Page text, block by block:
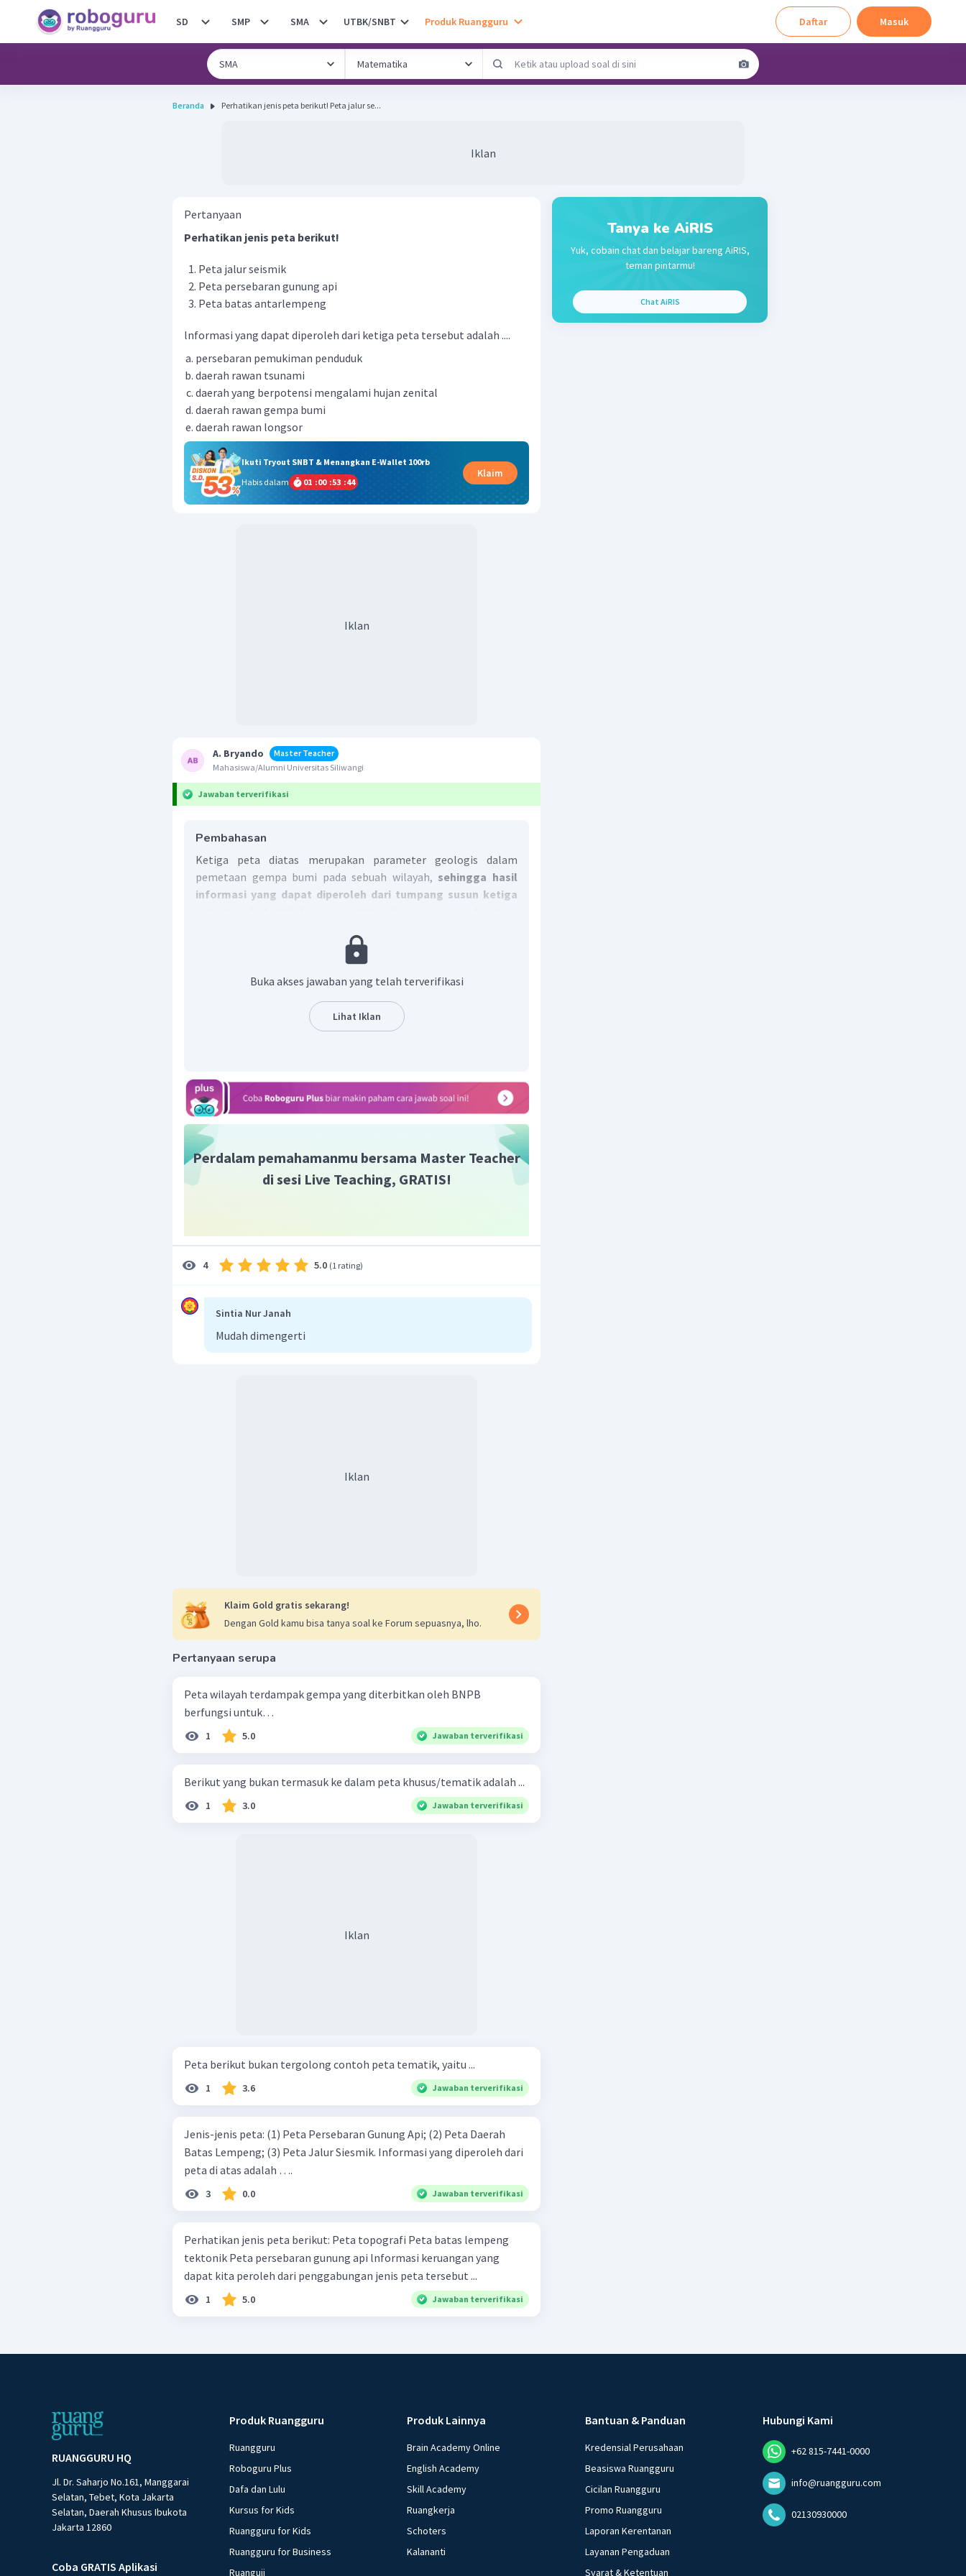
SD SMP SMA UTBK/SNBT Produk Ruangguru Daftar Masuk
Beranda Perhatikan jenis peta berikut! Peta jalur se...
Iklan
Pertanyaan
Perhatikan jenis peta berikut!
Peta jalur seismik
Peta persebaran gunung api
Peta batas antarlempeng
lnformasi yang dapat diperoleh dari ketiga peta tersebut adalah ....
persebaran pemukiman penduduk
daerah rawan tsunami
daerah yang berpotensi mengalami hujan zenital
daerah rawan gempa bumi
daerah rawan longsor
Ikuti Tryout SNBT & Menangkan E-Wallet 100rb
Habis dalam
01 :00 :53 :43
Klaim
Iklan
A. Bryando
Master Teacher
Mahasiswa/Alumni Universitas Siliwangi
Jawaban terverifikasi
Pembahasan
Ketiga peta diatas merupakan parameter geologis dalam
pemetaan gempa bumi pada sebuah wilayah, sehingga hasil
informasi yang dapat diperoleh dari tumpang susun ketiga
Buka akses jawaban yang telah terverifikasi
Lihat Iklan
Perdalam pemahamanmu bersama Master Teacher
di sesi Live Teaching, GRATIS!
4 5.0 (1 rating)
Sintia Nur Janah
Mudah dimengerti
Iklan
Klaim Gold gratis sekarang!
Dengan Gold kamu bisa tanya soal ke Forum sepuasnya, lho.
Pertanyaan serupa
Peta wilayah terdampak gempa yang diterbitkan oleh BNPB
berfungsi untuk…
1 5.0 Jawaban terverifikasi
Berikut yang bukan termasuk ke dalam peta khusus/tematik adalah ...
1 3.0 Jawaban terverifikasi
Iklan
Peta berikut bukan tergolong contoh peta tematik, yaitu ...
1 3.6 Jawaban terverifikasi
Jenis-jenis peta: (1) Peta Persebaran Gunung Api; (2) Peta Daerah
Batas Lempeng; (3) Peta Jalur Siesmik. Informasi yang diperoleh dari
peta di atas adalah ….
3 0.0 Jawaban terverifikasi
Perhatikan jenis peta berikut: Peta topografi Peta batas lempeng
tektonik Peta persebaran gunung api lnformasi keruangan yang
dapat kita peroleh dari penggabungan jenis peta tersebut ...
1 5.0 Jawaban terverifikasi
Tanya ke AiRIS
Yuk, cobain chat dan belajar bareng AiRIS,
teman pintarmu!
Chat AiRIS
RUANGGURU HQ
Jl. Dr. Saharjo No.161, Manggarai
Selatan, Tebet, Kota Jakarta
Selatan, Daerah Khusus Ibukota
Jakarta 12860
Coba GRATIS Aplikasi
Produk Ruangguru
Ruangguru
Roboguru Plus
Dafa dan Lulu
Kursus for Kids
Ruangguru for Kids
Ruangguru for Business
Ruanguji
Produk Lainnya
Brain Academy Online
English Academy
Skill Academy
Ruangkerja
Schoters
Kalananti
Bantuan & Panduan
Kredensial Perusahaan
Beasiswa Ruangguru
Cicilan Ruangguru
Promo Ruangguru
Laporan Kerentanan
Layanan Pengaduan
Syarat & Ketentuan
Hubungi Kami
+62 815-7441-0000
info@ruangguru.com
02130930000